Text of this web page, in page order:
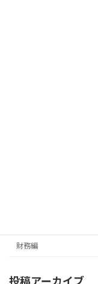
財務編
投稿アーカイブ